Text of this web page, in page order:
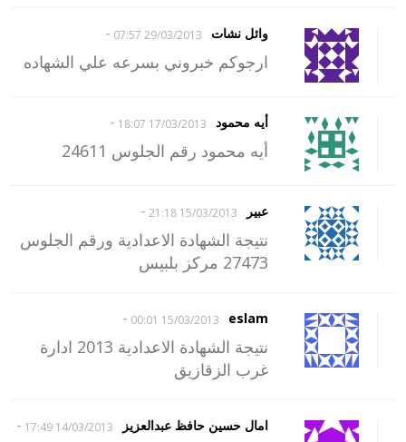
وائل نشات 29/03/2013 07:57
-
ارجوكم خبروني بسرعه علي الشهاده
أيه محمود 17/03/2013 18:07
-
أيه محمود رقم الجلوس 24611
عبير 15/03/2013 21:18
-
نتيجة الشهادة الاعدادية ورقم الجلوس
27473 مركز بلبيس
eslam
15/03/2013 00:01
-
نتيجة الشهادة الاعدادية 2013 ادارة
غرب الزقازيق
امال حسين حافظ عبدالعزيز 14/03/2013 17:49
-